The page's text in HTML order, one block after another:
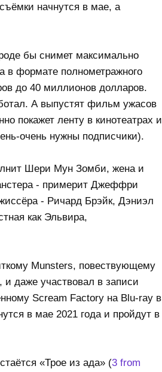
начнутся в мае, а
бы снимет максимально
в формате полнометражного
до 40 миллионов долларов.
А выпустят фильм ужасов
покажет ленту в кинотеатрах и
очень нужны подписчики).
Шери Мун Зомби, жена и
- примерит Джеффри
- Ричард Брэйк, Дэниэл
как Эльвира,
Munsters, повествующему
даже участвовал в записи
Scream Factory на Blu-ray в
в мае 2021 года и пройдут в
«Трое из ада» (3 from